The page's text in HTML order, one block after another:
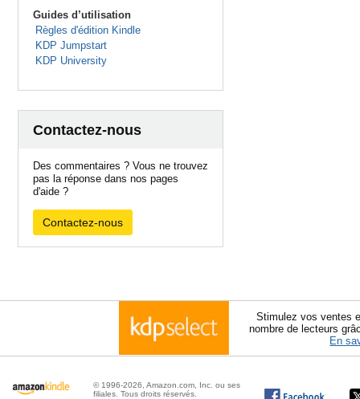
Guides d’utilisation
Règles d'édition Kindle
KDP Jumpstart
KDP University
Contactez-nous
Des commentaires ? Vous ne trouvez
pas la réponse dans nos pages
d'aide ?
Contactez-nous
Stimulez vos ventes
nombre de lecteurs
En
© 1996-2026, Amazon.com, Inc. ou ses
filiales. Tous droits réservés.